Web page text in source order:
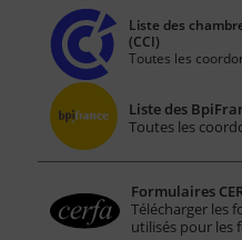
Liste des
(CCI)
Toutes les
Liste des
Toutes les
Formulaires
Télécharger les
utilisés pour les